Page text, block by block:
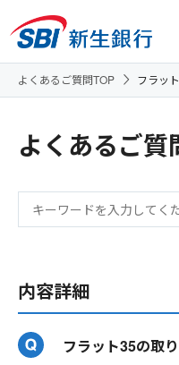
よくあるご質問TOP フラッ
よくあるご質
内容詳細
フラット35の取